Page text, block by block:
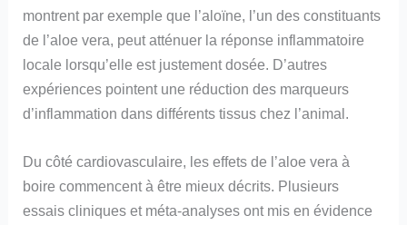
montrent par exemple que l’aloïne, l’un des constituants
de l’aloe vera, peut atténuer la réponse inflammatoire
locale lorsqu’elle est justement dosée. D’autres
expériences pointent une réduction des marqueurs
d’inflammation dans différents tissus chez l’animal.
Du côté cardiovasculaire, les effets de l’aloe vera à
boire commencent à être mieux décrits. Plusieurs
essais cliniques et méta-analyses ont mis en évidence